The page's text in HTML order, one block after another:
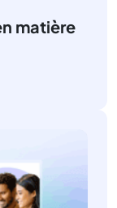
matière